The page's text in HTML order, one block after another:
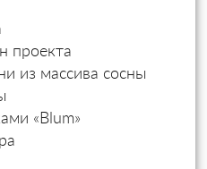
проекта
из массива сосны
«Blum»